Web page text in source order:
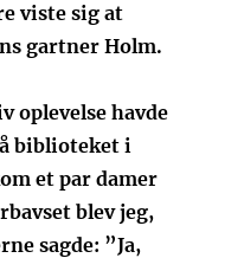
viste sig at
gartner Holm.
oplevelse havde
biblioteket i
et par damer
blev jeg,
sagde: ”Ja,